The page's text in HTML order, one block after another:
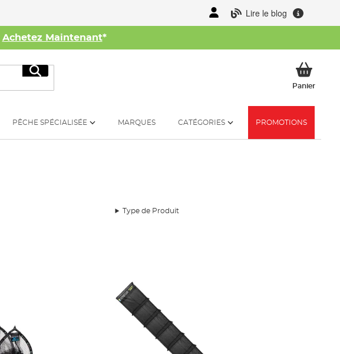
Lire le blog
Achetez Maintenant*
Rechercher
PanierMon
PÊCHE SPÉCIALISÉE MARQUES CATÉGORIES PROMOTIONS
Type de Produit